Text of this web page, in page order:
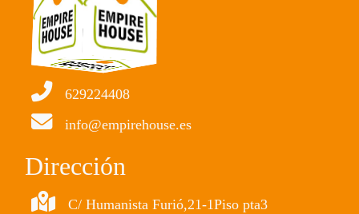
629224408
info@empirehouse.es
Dirección
C/ Humanista Furió,21-1Piso pta3